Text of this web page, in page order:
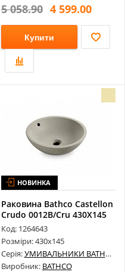
5 058.90 4 599.00
Купити
НОВИНКА
Раковина Bathco Castellon
Crudo 0012B/Cru 430X145
Код: 1264643
Розміри: 430х145
Серія:УМИВАЛЬНИКИ BATHCO
Виробник: BATHCO